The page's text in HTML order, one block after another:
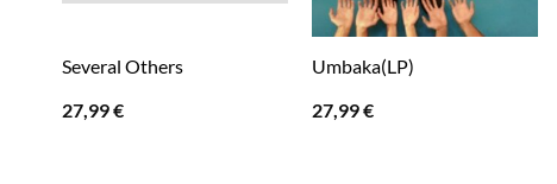
Several Others
27,99€
Umbaka(LP)
27,99€